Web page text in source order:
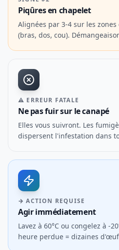
Piqûres en chapelet
Alignées par 3-4 sur les
(bras, dos, cou).
⚠ ERREUR FATALE
Ne pas fuir sur le canapé
Elles vous suivront. Les
dispersent l'infestation dans
→ ACTION REQUISE
Agir immédiatement
Lavez à 60°C ou congelez à -
heure perdue = dizaines